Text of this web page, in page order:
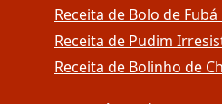
Receita de Bolo de Fubá
Receita de Pudim
Receita de Bolinho de